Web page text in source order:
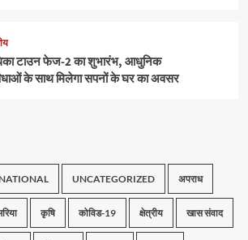
टाउन फेज-2 का शुभारंभ, आधुनिक
के साथ मिलेगा सपनों के घर का अवसर
UNCATEGORIZED अपराध
कृषि कोविड-19 क्षेत्रीय खास संवाद